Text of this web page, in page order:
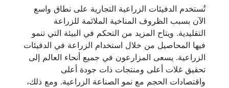
تُستخدم الدفيئات الزراعية التجارية على نطاق واسع
الآن بسبب الظروف المناخية الملائمة للزراعة
التقليدية. ويتاح المزيد من التحكم في البيئة التي تنمو
فيها المحاصيل من خلال استخدام الزراعة في الدفيئات
الزراعية. يسعى المزارعون في جميع أنحاء العالم إلى
تحقيق غلات أعلى ومنتجات ذات جودة أعلى
واقتصادات الحجم مع نمو الصناعة الزراعية. ومع ذلك،